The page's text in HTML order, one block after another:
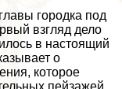
городка под
взгляд дело
в настоящий
о
которое
пейзажей